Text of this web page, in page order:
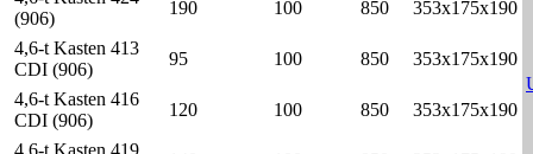
(906)
190 100 850 353x175x190
4,6-t Kasten 413
CDI (906)
95 100 850
353x175x190
4,6-t Kasten 416
CDI (906)
120 100 850
353x175x190
4,6-t Kasten 419